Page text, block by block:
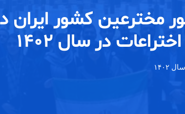
مخترعین کشور ایران
در سال ۱۴۰۲